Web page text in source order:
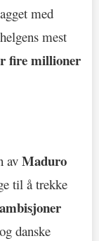
med
mest
fire millioner
av Maduro
til å trekke
danske